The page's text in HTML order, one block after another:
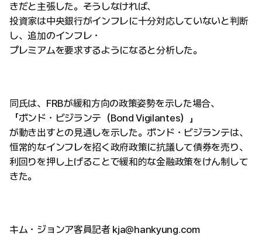
きだと主張した。そうしなければ、
投資家は中央銀行がインフレに十分対応していないと判断
し、追加のインフレ・
プレミアムを要求するようになると分析した。
同氏は、FRBが緩和方向の政策姿勢を示した場合、
「ボンド・ビジランテ（Bond Vigilantes）」
が動き出すとの見通しを示した。ボンド・ビジランテは、
恒常的なインフレを招く政府政策に抗議して債券を売り、
利回りを押し上げることで緩和的な金融政策をけん制して
きた。
キム・ジョンア客員記者 kja@hankyung.com